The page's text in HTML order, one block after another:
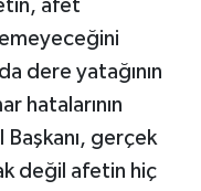
afet
dere yatağının
hatalarının
gerçek
değil afetin hiç